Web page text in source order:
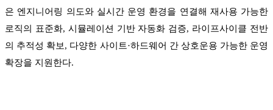
은 엔지니어링 의도와 실시간 운영 환경을 연결해 재사용 가능한
로직의 표준화, 시뮬레이션 기반 자동화 검증, 라이프사이클 전반
의 추적성 확보, 다양한 사이트·하드웨어 간 상호운용 가능한 운영
확장을 지원한다.